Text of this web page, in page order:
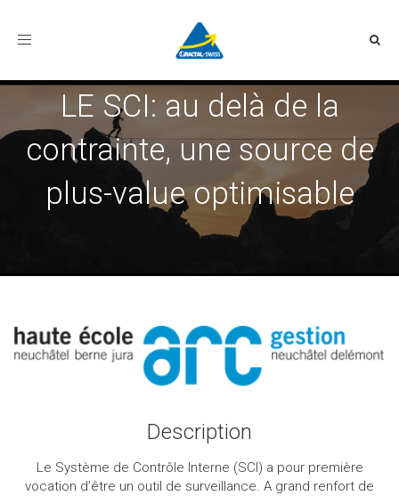
Toggle
LE SCI: au delà de la
contrainte, une source de
plus-value optimisable
Description
Le Système de Contrôle Interne (SCI) a pour première
vocation d’être un outil de surveillance. A grand renfort de